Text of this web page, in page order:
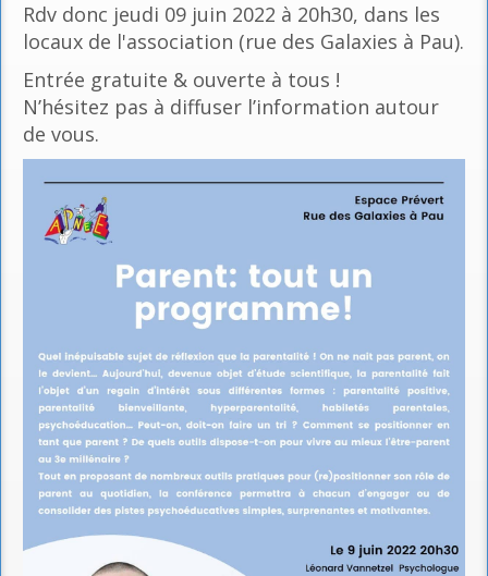
Rdv donc jeudi 09 juin 2022 à 20h30, dans les
locaux de l'association (rue des Galaxies à Pau).
Entrée gratuite & ouverte à tous !
N’hésitez pas à diffuser l’information autour
de vous.